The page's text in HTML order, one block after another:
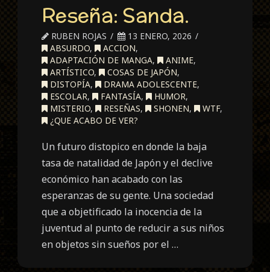
Reseña: Sanda.
RUBEN ROJAS
13 ENERO, 2026
ABSURDO, ACCION,
ADAPTACIÓN DE MANGA, ANIME,
ARTÍSTICO, COSAS DE JAPÓN,
DISTOPÍA, DRAMA ADOLESCENTE,
ESCOLAR, FANTASÍA, HUMOR,
MISTERIO, RESEÑAS, SHONEN, WTF,
¿QUE ACABO DE VER?
Un futuro distopico en donde la baja
tasa de natalidad de Japón y el declive
económico han acabado con las
esperanzas de su gente. Una sociedad
que a objetificado la inocencia de la
juventud al punto de reducir a sus niños
en objetos sin sueños por el …